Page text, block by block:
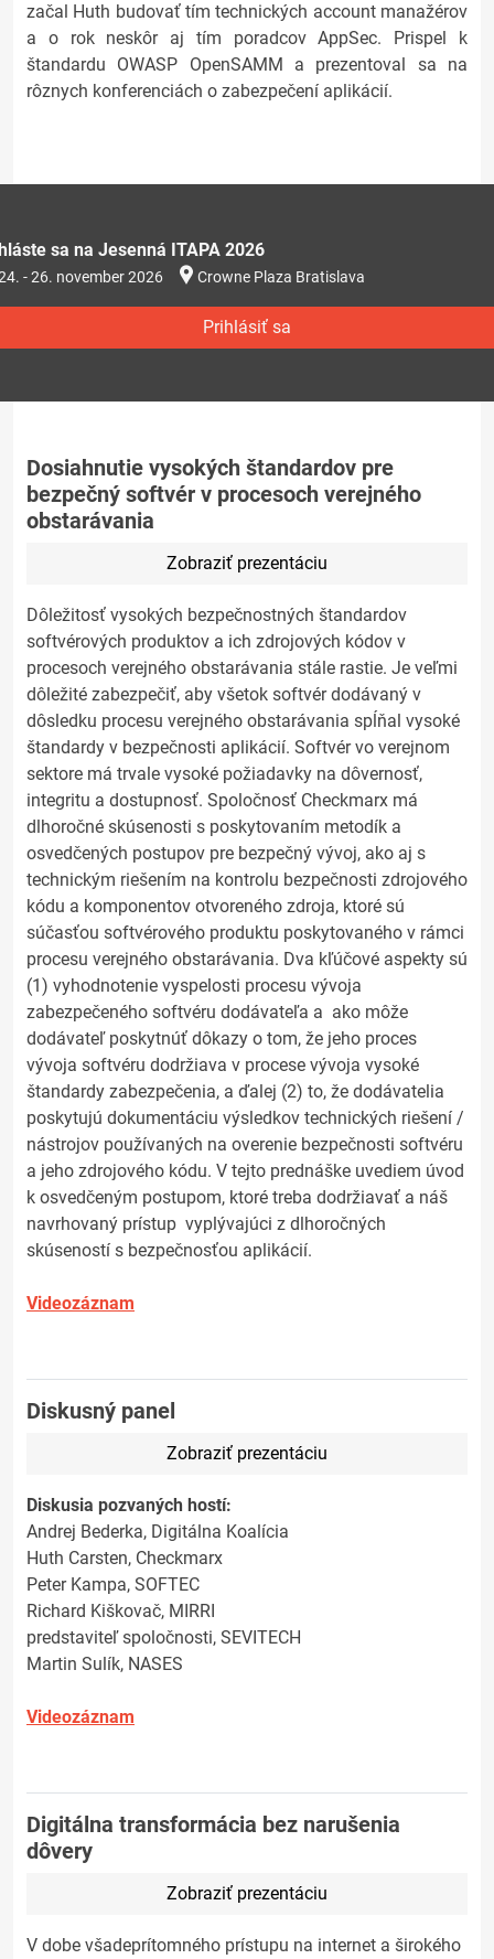
začal Huth budovať tím technických account manažérov
a o rok neskôr aj tím poradcov AppSec. Prispel k
štandardu OWASP OpenSAMM a prezentoval sa na
rôznych konferenciách o zabezpečení aplikácií.
sa na Jesenná ITAPA 2026
- 26. november 2026 Crowne Plaza Bratislava
Prihlásiť sa
Dosiahnutie vysokých štandardov pre
bezpečný softvér v procesoch verejného
obstarávania
Zobraziť prezentáciu
Dôležitosť vysokých bezpečnostných štandardov
softvérových produktov a ich zdrojových kódov v
procesoch verejného obstarávania stále rastie. Je veľmi
dôležité zabezpečiť, aby všetok softvér dodávaný v
dôsledku procesu verejného obstarávania spĺňal vysoké
štandardy v bezpečnosti aplikácií. Softvér vo verejnom
sektore má trvale vysoké požiadavky na dôvernosť,
integritu a dostupnosť. Spoločnosť Checkmarx má
dlhoročné skúsenosti s poskytovaním metodík a
osvedčených postupov pre bezpečný vývoj, ako aj s
technickým riešením na kontrolu bezpečnosti zdrojového
kódu a komponentov otvoreného zdroja, ktoré sú
súčasťou softvérového produktu poskytovaného v rámci
procesu verejného obstarávania. Dva kľúčové aspekty sú
(1) vyhodnotenie vyspelosti procesu vývoja
zabezpečeného softvéru dodávateľa a ako môže
dodávateľ poskytnúť dôkazy o tom, že jeho proces
vývoja softvéru dodržiava v procese vývoja vysoké
štandardy zabezpečenia, a ďalej (2) to, že dodávatelia
poskytujú dokumentáciu výsledkov technických riešení /
nástrojov používaných na overenie bezpečnosti softvéru
a jeho zdrojového kódu. V tejto prednáške uvediem úvod
k osvedčeným postupom, ktoré treba dodržiavať a náš
navrhovaný prístup vyplývajúci z dlhoročných
skúseností s bezpečnosťou aplikácií.
Videozáznam
Diskusný panel
Zobraziť prezentáciu
Diskusia pozvaných hostí:
Andrej Bederka, Digitálna Koalícia
Huth Carsten, Checkmarx
Peter Kampa, SOFTEC
Richard Kiškovač, MIRRI
predstaviteľ spoločnosti, SEVITECH
Martin Sulík, NASES
Videozáznam
Digitálna transformácia bez narušenia
dôvery
Zobraziť prezentáciu
V dobe všadeprítomného prístupu na internet a širokého